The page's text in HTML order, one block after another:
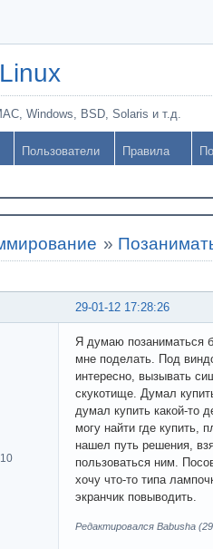
Windows, BSD, Solaris и т.д.
Пользователи Правила
»
29-01-12 17:28:26
Я думаю позаниматься
мне поделать. Под
интересно, вызывать
скукотище. Думал
думал купить какой-то
могу найти где купить,
нашел путь решения,
пользоваться ним.
хочу что-то типа
экранчик повыводить.
Редактировался Babusha